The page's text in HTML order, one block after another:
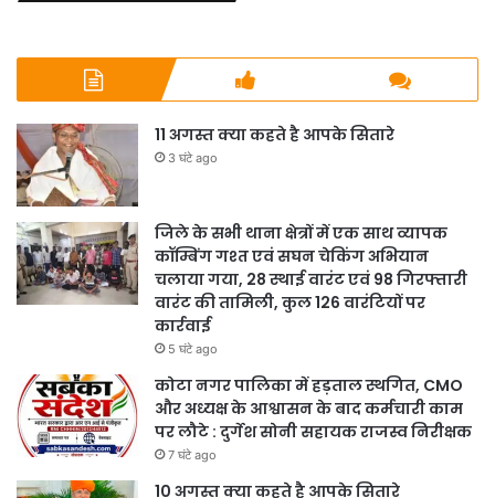
11 अगस्त क्या कहते है आपके सितारे
3 घंटे ago
जिले के सभी थाना क्षेत्रों में एक साथ व्यापक
कॉम्बिंग गश्त एवं सघन चेकिंग अभियान
चलाया गया, 28 स्थाई वारंट एवं 98 गिरफ्तारी
वारंट की तामिली, कुल 126 वारंटियों पर
कार्रवाई
5 घंटे ago
कोटा नगर पालिका में हड़ताल स्थगित, CMO
और अध्यक्ष के आश्वासन के बाद कर्मचारी काम
पर लौटे : दुर्गेश सोनी सहायक राजस्व निरीक्षक
7 घंटे ago
10 अगस्त क्या कहते है आपके सितारे